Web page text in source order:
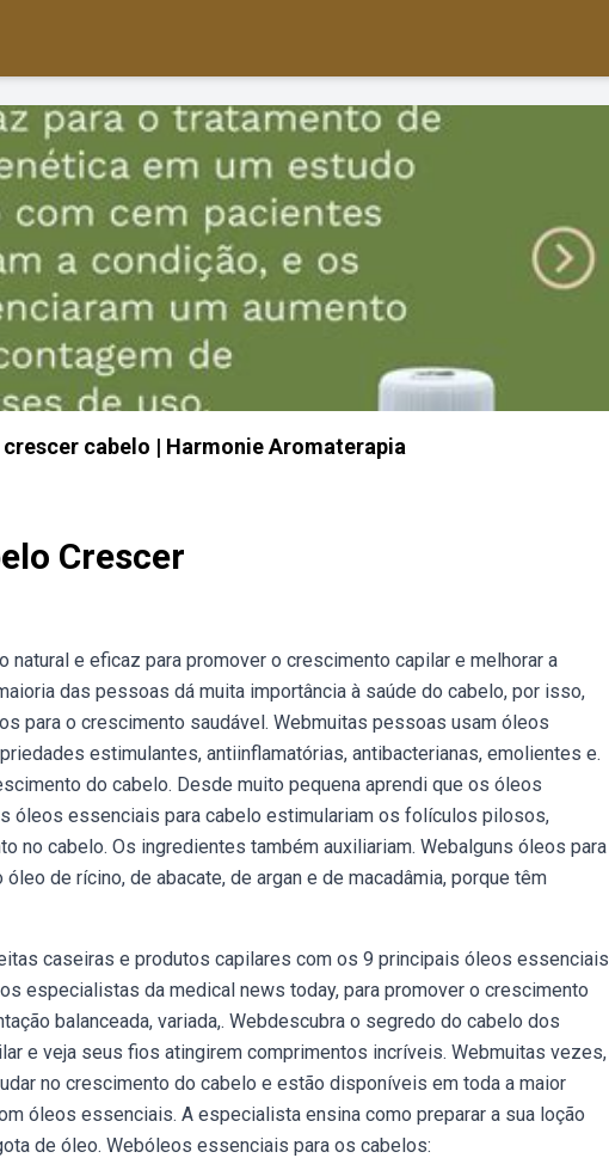
cabelo | Harmonie Aromaterapia
Crescer
e eficaz para promover o crescimento capilar e melhorar a
das pessoas dá muita importância à saúde do cabelo, por isso,
para o crescimento saudável. Webmuitas pessoas usam óleos
estimulantes, antiinflamatórias, antibacterianas, emolientes e.
do cabelo. Desde muito pequena aprendi que os óleos
óleos essenciais para cabelo estimulariam os folículos pilosos,
no cabelo. Os ingredientes também auxiliariam. Webalguns óleos para
de rícino, de abacate, de argan e de macadâmia, porque têm
caseiras e produtos capilares com os 9 principais óleos essenciais
especialistas da medical news today, para promover o crescimento
balanceada, variada,. Webdescubra o segredo do cabelo dos
e veja seus fios atingirem comprimentos incríveis. Webmuitas vezes,
no crescimento do cabelo e estão disponíveis em toda a maior
óleos essenciais. A especialista ensina como preparar a sua loção
de óleo. Webóleos essenciais para os cabelos: